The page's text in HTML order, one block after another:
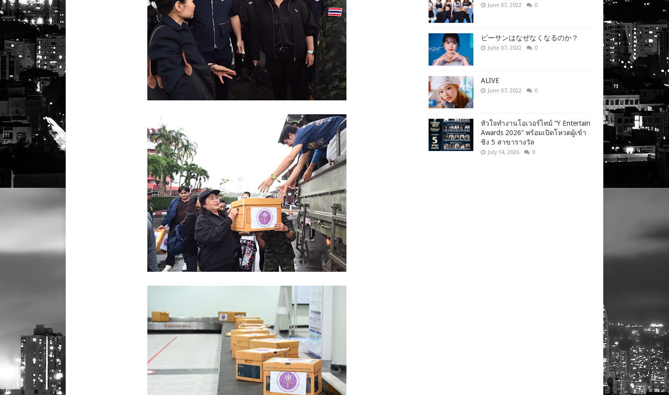
June 07, 2022 0
ビーサンはなぜなくなるのか？
June 07, 2022 0
ALIVE
June 07, 2022 0
หัวใจทำงานโอเวอร์ไทม์ “Y Entertain
Awards 2026” พร้อมเปิดโหวตผู้เข้า
ชิง 5 สาขารางวัล
July 14, 2026 0